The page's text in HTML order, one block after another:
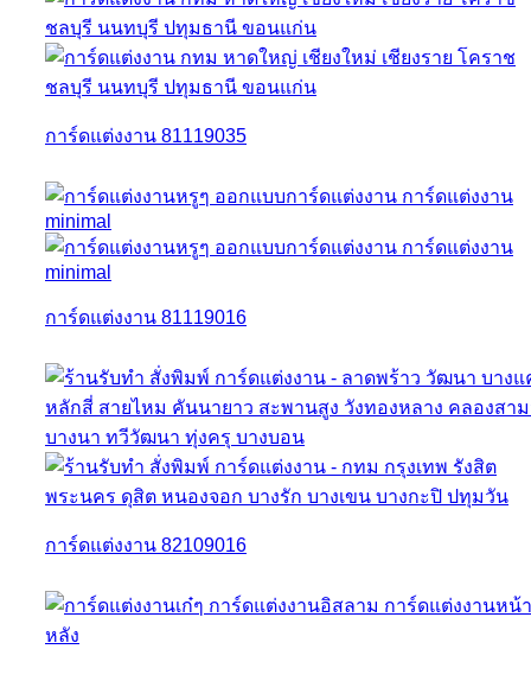
การ์ดแต่งงาน 81119035
การ์ดแต่งงาน 81119016
การ์ดแต่งงาน 82109016